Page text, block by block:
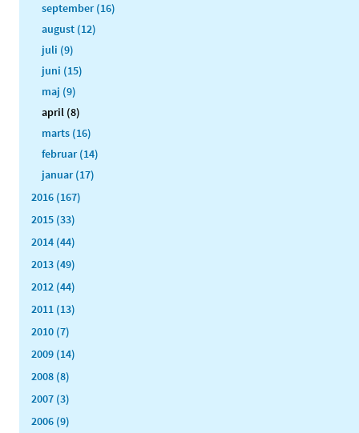
september (16)
august (12)
juli (9)
juni (15)
maj (9)
april (8)
marts (16)
februar (14)
januar (17)
2016 (167)
2015 (33)
2014 (44)
2013 (49)
2012 (44)
2011 (13)
2010 (7)
2009 (14)
2008 (8)
2007 (3)
2006 (9)